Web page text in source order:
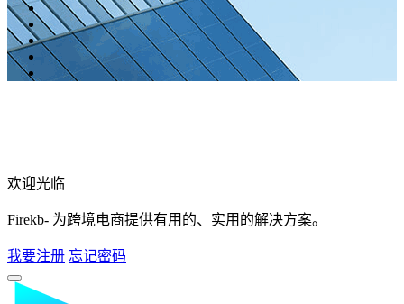
欢迎光临
Firekb- 为跨境电商提供有用的、实用的解决方案。
我要注册 忘记密码